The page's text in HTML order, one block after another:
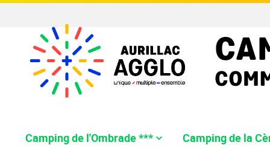
Camping de l'Ombrade *** Camping de la